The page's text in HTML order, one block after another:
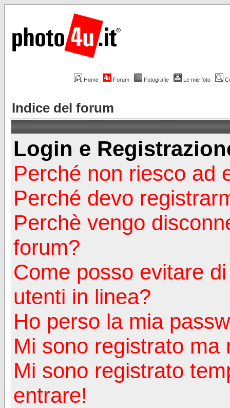
Home Forum Fotografie Le mie foto
Indice del forum
Login e
Perché non riesco ad
Perché devo
Perchè vengo
forum?
Come posso evitare
utenti in linea?
Ho perso la mia
Mi sono registrato ma
Mi sono registrato
entrare!